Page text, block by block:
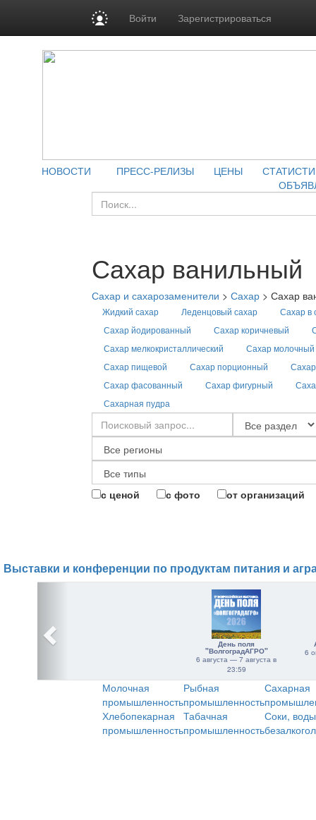
Войти Зарегистрироваться
НОВОСТИ ПРЕСС-РЕЛИЗЫ ЦЕНЫ
Сахар ванильный
Сахар и сахарозаменители > Сахар > Сахар
Жидкий сахар Леденцовый сахар
Сахар в
Сахар йодированный
Сахар коричневый
Сахар мелкокристаллический
Сахар молочный
Сахар пищевой
Сахар порционный
Сахар фасованный
Сахар фигурный
Сахарная пудра
с ценой с фото от организаций
Выставки и конференции по продуктам питания и
День поля
"ВолгоградАГРО"
6 августа — 7 августа в
23:59
6
Молочная
промышленность
Рыбная
промышленность
Сахарная
Хлебопекарная
промышленность
Табачная
промышленность
Соки,